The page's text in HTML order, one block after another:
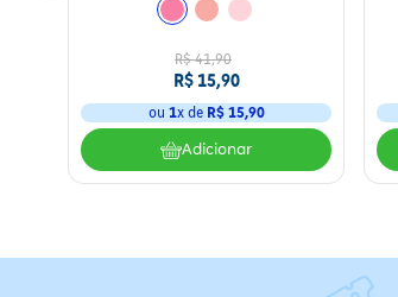
R$ 41,90
R$ 15,90
ou 1x de R$ 15,90
Adicionar